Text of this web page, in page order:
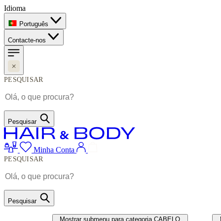
Idioma
Português
Contacte-nos
PESQUISAR
Pesquisar
Minha Conta
PESQUISAR
Pesquisar
Mostrar submenu para categoria CABELO UNHAS